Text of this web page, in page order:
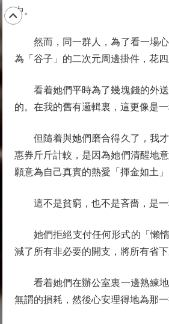
中。
然而，同一群人，為了看一場心
為「谷子」的二次元周邊掛件，花
看着她們平時為了幾塊錢的外送
的。在我的舊有邏輯裏，這更像是
但隨着與她們磨合得久了，我才
惠券斤斤計較，是因為她們清醒地
願意為自己真實的熱愛「揮金如土
這不是貧窮，也不是吝嗇，是一
她們拒絕支付任何形式的「懶惰
減了所有非必要的開支，將所有省
看着她們在辦公室裏一邊熟練地
無謂的損耗，然後心安理得地為那一